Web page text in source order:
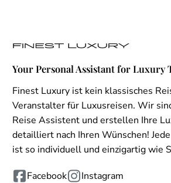
Your Personal Assistant for Luxury
Finest Luxury ist kein klassisches
Veranstalter für Luxusreisen. Wir
Reise Assistent und erstellen Ihre
detailliert nach Ihren Wünschen!
ist so individuell und einzigartig wie
Facebook
Instagram